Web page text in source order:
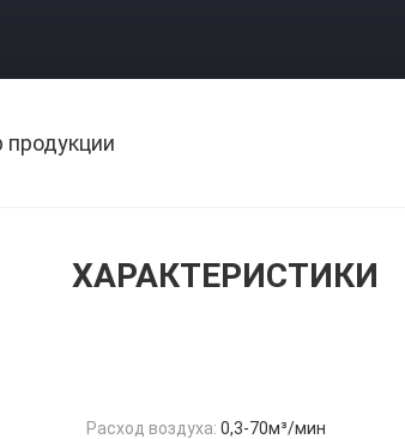
продукции
ХАРАКТЕРИСТИКИ
Расход воздуха: 0,3-70м³/мин